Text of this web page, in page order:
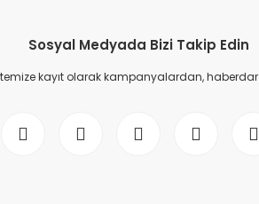
Sosyal Medyada Bizi Takip Edin
kayıt olarak kampanyalardan,